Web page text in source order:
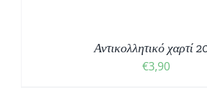
Αντικολλητικό χαρτί
€3,90